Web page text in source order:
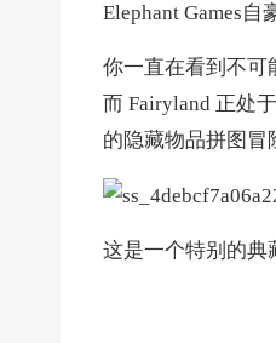
Elephant Games
你一直在看到不可
而 Fairyland 正处
的隐藏物品拼图冒
这是一个特别的典